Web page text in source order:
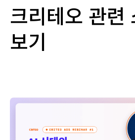
크리테오 관련
보기